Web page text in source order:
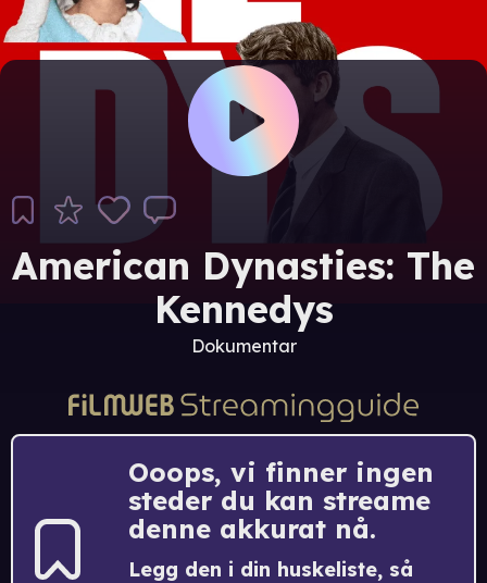
American Dynasties: The
Kennedys
Dokumentar
Ooops, vi finner ingen
steder du kan streame
denne akkurat nå.
Legg den i din huskeliste, så